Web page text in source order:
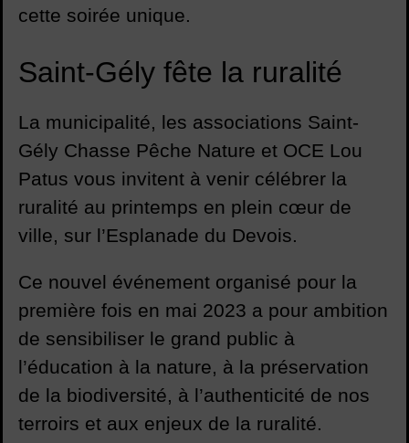
cette soirée unique.
Saint-Gély fête la ruralité
La municipalité, les associations Saint-
Gély Chasse Pêche Nature et OCE Lou
Patus vous invitent à venir célébrer la
ruralité au printemps en plein cœur de
ville, sur l’Esplanade du Devois.
Ce nouvel événement organisé pour la
première fois en mai 2023 a pour ambition
de sensibiliser le grand public à
l’éducation à la nature, à la préservation
de la biodiversité, à l’authenticité de nos
terroirs et aux enjeux de la ruralité.